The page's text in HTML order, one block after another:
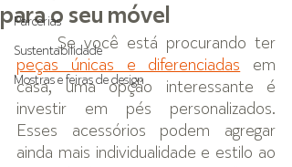
Parcerias
Sustentabilidade
Mostras e feiras de design
para o seu móvel
peças únicas e diferenciadas em
casa, uma opção interessante é
investir em pés personalizados.
Esses acessórios podem agregar
ainda mais individualidade e estilo ao